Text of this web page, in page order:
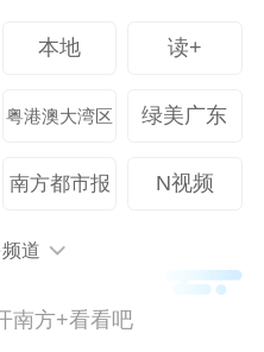
本地 读+
粤港澳大湾区 绿美广东
南方都市报 N视频
道
南方+看看吧